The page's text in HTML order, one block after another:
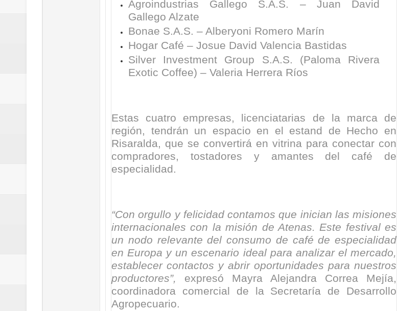
Agroindustrias Gallego S.A.S. – Juan David
Gallego Alzate
Bonae S.A.S. – Alberyoni Romero Marín
Hogar Café – Josue David Valencia Bastidas
Silver Investment Group S.A.S. (Paloma Rivera
Exotic Coffee) – Valeria Herrera Ríos
Estas cuatro empresas, licenciatarias de la marca de
región, tendrán un espacio en el estand de Hecho en
Risaralda, que se convertirá en vitrina para conectar con
compradores, tostadores y amantes del café de
especialidad.
“Con orgullo y felicidad contamos que inician las misiones
internacionales con la misión de Atenas. Este festival es
un nodo relevante del consumo de café de especialidad
en Europa y un escenario ideal para analizar el mercado,
establecer contactos y abrir oportunidades para nuestros
productores”, expresó Mayra Alejandra Correa Mejía,
coordinadora comercial de la Secretaría de Desarrollo
Agropecuario.